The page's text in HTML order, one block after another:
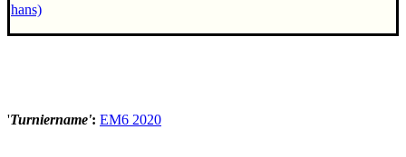
hans)
'Turniername': EM6 2020